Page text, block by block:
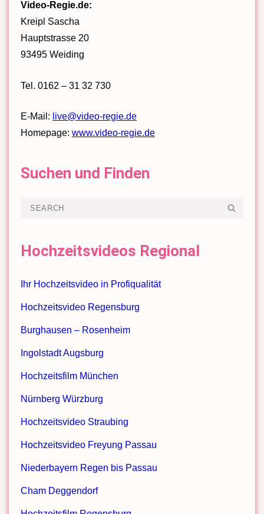
Video-Regie.de:
Kreipl Sascha
Hauptstrasse 20
93495 Weiding
Tel. 0162 – 31 32 730
E-Mail: live@video-regie.de
Homepage: www.video-regie.de
Suchen und Finden
Search
Hochzeitsvideos Regional
Ihr Hochzeitsvideo in Profiqualität
Hochzeitsvideo Regensburg
Burghausen – Rosenheim
Ingolstadt Augsburg
Hochzeitsfilm München
Nürnberg Würzburg
Hochzeitsvideo Straubing
Hochzeitsvideo Freyung Passau
Niederbayern Regen bis Passau
Cham Deggendorf